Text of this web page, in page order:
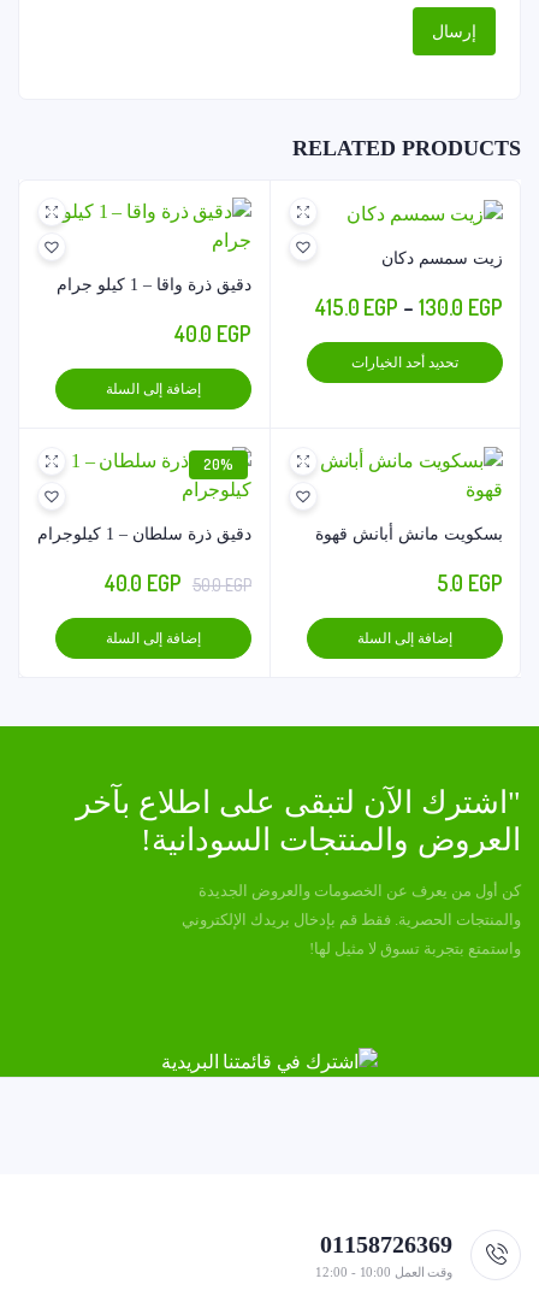
RELATED PRODUCTS
زيت سمسم دكان
130.0 EGP
–
415.0 EGP
نطاق
السعر:
من
⁦130.0 EGP⁩
تحديد أحد الخيارات
هناك
المختلفة
لهذا
على
دقيق ذرة واقا – 1 كيلو جرام
40.0 EGP
إضافة إلى السلة
بسكويت مانش أبانش قهوة
5.0 EGP
إضافة إلى السلة
20%
دقيق ذرة سلطان – 1 كيلوجرام
50.0EGP
السعر
الأصلي
هو:
40.0 EGP
السعر
الحالي
إضافة إلى السلة
"اشترك الآن لتبقى على اطلاع بآخر
العروض والمنتجات السودانية!
كن أول من يعرف عن الخصومات والعروض الجديدة
والمنتجات الحصرية. فقط قم بإدخال بريدك الإلكتروني
واستمتع بتجربة تسوق لا مثيل لها!
01158726369
وقت العمل 10:00 - 12:00